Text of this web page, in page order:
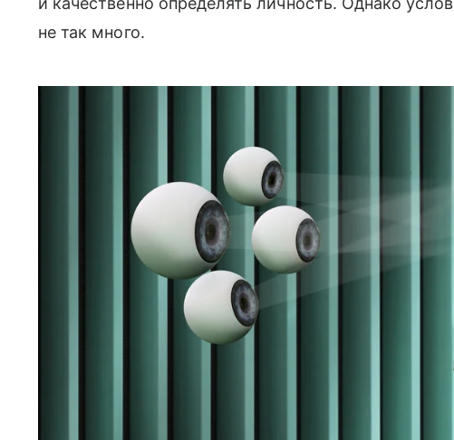
не так много.